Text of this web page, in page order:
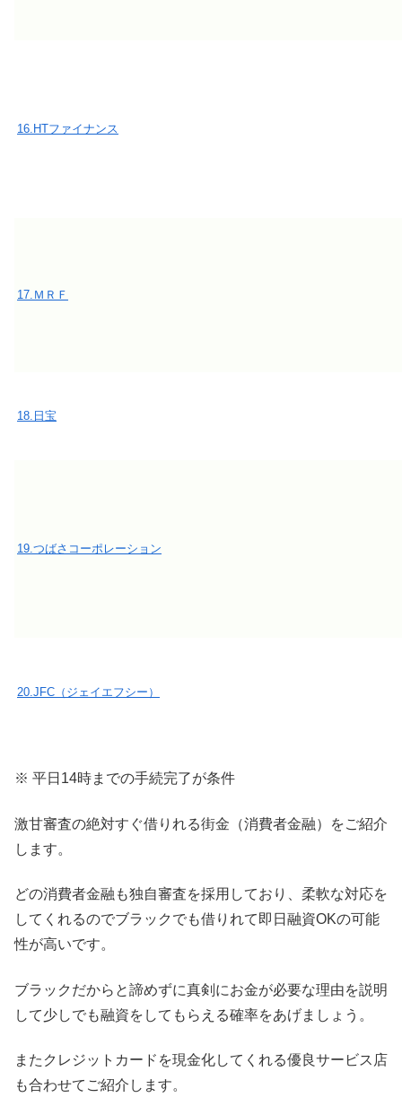
16.HTファイナンス
17.ＭＲＦ
18.日宝
19.つばさコーポレーション
20.JFC（ジェイエフシー）
※ 平日14時までの手続完了が条件
激甘審査の絶対すぐ借りれる街金（消費者金融）をご紹介
します。
どの消費者金融も独自審査を採用しており、柔軟な対応を
してくれるのでブラックでも借りれて即日融資OKの可能
性が高いです。
ブラックだからと諦めずに真剣にお金が必要な理由を説明
して少しでも融資をしてもらえる確率をあげましょう。
またクレジットカードを現金化してくれる優良サービス店
も合わせてご紹介します。